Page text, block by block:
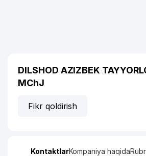
DILSHOD AZIZBEK
MChJ
Fikr qoldirish
KontaktlarKompaniya haqida